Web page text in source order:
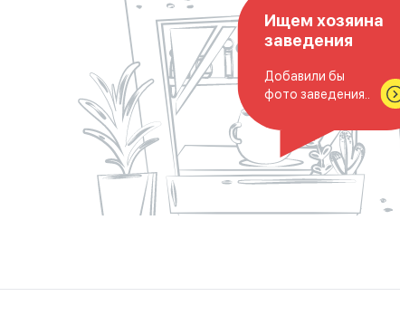
Ищем хозяина
заведения
Добавили бы
фото заведения..